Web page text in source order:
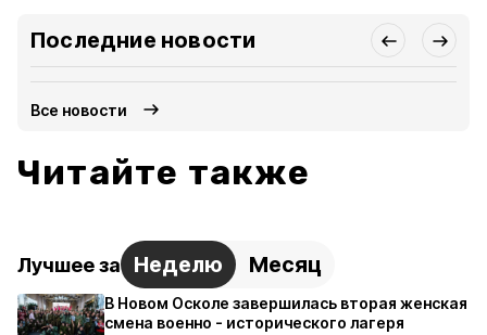
Последние новости
Все новости
Читайте также
Лучшее за Неделю Месяц
В Новом Осколе завершилась вторая женская
смена военно - исторического лагеря